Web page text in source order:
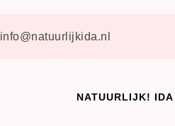
info@natuurlijkida.nl
NATUURLIJK! IDA